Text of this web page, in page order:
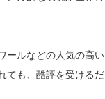
ルなどの人気の高
も、酷評を受けるだ